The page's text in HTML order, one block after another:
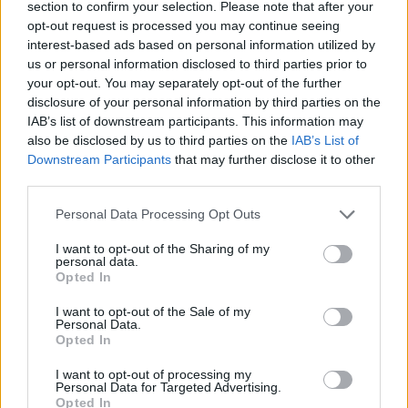
section to confirm your selection. Please note that after your
opt-out request is processed you may continue seeing
interest-based ads based on personal information utilized by
us or personal information disclosed to third parties prior to
your opt-out. You may separately opt-out of the further
disclosure of your personal information by third parties on the
IAB’s list of downstream participants. This information may
also be disclosed by us to third parties on the IAB’s List of
Downstream Participants that may further disclose it to other
Personal Data Processing Opt Outs
I want to opt-out of the Sharing of my
personal data.
Opted In
I want to opt-out of the Sale of my
Personal Data.
Opted In
I want to opt-out of processing my
Personal Data for Targeted Advertising.
Opted In
«Ο Θεός είναι πάντα στη ζωή μου, και αυτό είναι το
πιο σημαντικό πράγμα για μένα».
«Παρακολουθώ ακόμα τους ανθρώπους που άκουγα
μέχρι να μεγαλώσω, οπότε θυμάμαι πλήρως τι είναι
να είσαι θαυμαστής, δεν έχω αλλάξει».
«Δεν θα μπορούσα να σου πω τι θα κάνω στη
συνέχεια γιατί δεν έχω ιδέα, αλλά είμαι ανοιχτός
σε οτιδήποτε».
«Δεν σκέφτομαι τα διάφορα στιλ. Γράφω ό,τι μου
βγαίνει και χρησιμοποιώ ό,τι είδους όργανα νιώθω
να λειτουργούν για αυτά τα τραγούδια».